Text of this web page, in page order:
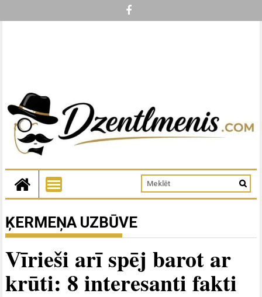
ĶERMEŅA UZBŪVE
Vīrieši arī spēj barot ar
krūti: 8 interesanti fakti